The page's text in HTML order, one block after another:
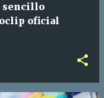
sencillo
oficial